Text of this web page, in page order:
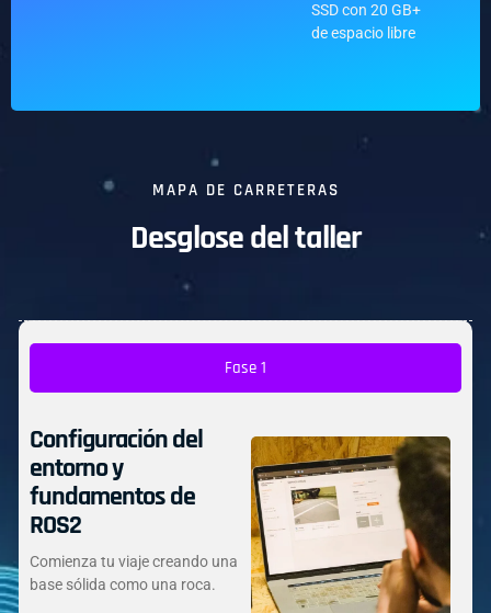
SSD con 20 GB+
de espacio libre
MAPA DE CARRETERAS
Desglose del taller
Fase 1
Configuración del
entorno y
fundamentos de
ROS2
Comienza tu viaje creando una
base sólida como una roca.